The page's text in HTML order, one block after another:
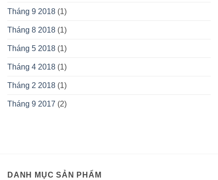
Tháng 9 2018 (1)
Tháng 8 2018 (1)
Tháng 5 2018 (1)
Tháng 4 2018 (1)
Tháng 2 2018 (1)
Tháng 9 2017 (2)
DANH MỤC SẢN PHẨM